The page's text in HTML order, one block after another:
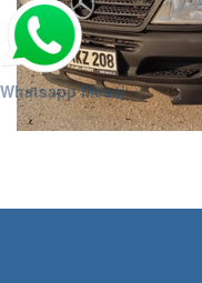
Whatsapp Mesaj